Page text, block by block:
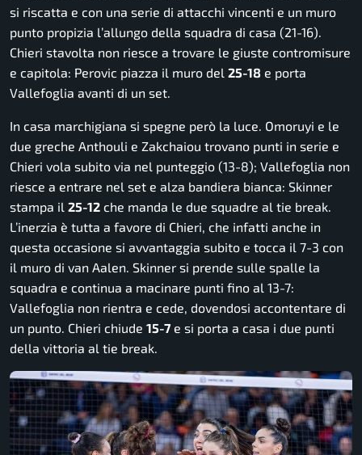
si riscatta e con una serie di attacchi vincenti e un muro
punto propizia l’allungo della squadra di casa (21-16).
Chieri stavolta non riesce a trovare le giuste contromisure
e capitola: Perovic piazza il muro del 25-18 e porta
Vallefoglia avanti di un set.
In casa marchigiana si spegne però la luce. Omoruyi e le
due greche Anthouli e Zakchaiou trovano punti in serie e
Chieri vola subito via nel punteggio (13-8); Vallefoglia non
riesce a entrare nel set e alza bandiera bianca: Skinner
stampa il 25-12 che manda le due squadre al tie break.
L’inerzia è tutta a favore di Chieri, che infatti anche in
questa occasione si avvantaggia subito e tocca il 7-3 con
il muro di van Aalen. Skinner si prende sulle spalle la
squadra e continua a macinare punti fino al 13-7:
Vallefoglia non rientra e cede, dovendosi accontentare di
un punto. Chieri chiude 15-7 e si porta a casa i due punti
della vittoria al tie break.